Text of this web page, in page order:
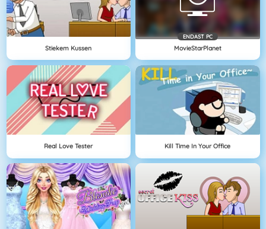
Stiekem Kussen
ENDAST PC
MovieStarPlanet
Real Love Tester Kill Time In Your Office